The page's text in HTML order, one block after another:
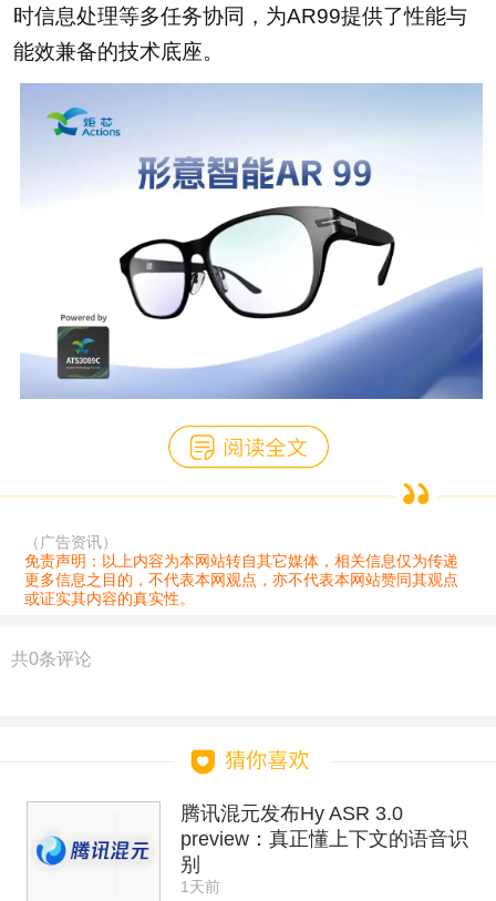
时信息处理等多任务协同，为AR99提供了性能与
能效兼备的技术底座。
（广告资讯）
免责声明：以上内容为本网站转自其它媒体，相关信息仅为传递
更多信息之目的，不代表本网观点，亦不代表本网站赞同其观点
或证实其内容的真实性。
共0条评论
腾讯混元发布Hy ASR 3.0
preview：真正懂上下文的语音识
别
1天前